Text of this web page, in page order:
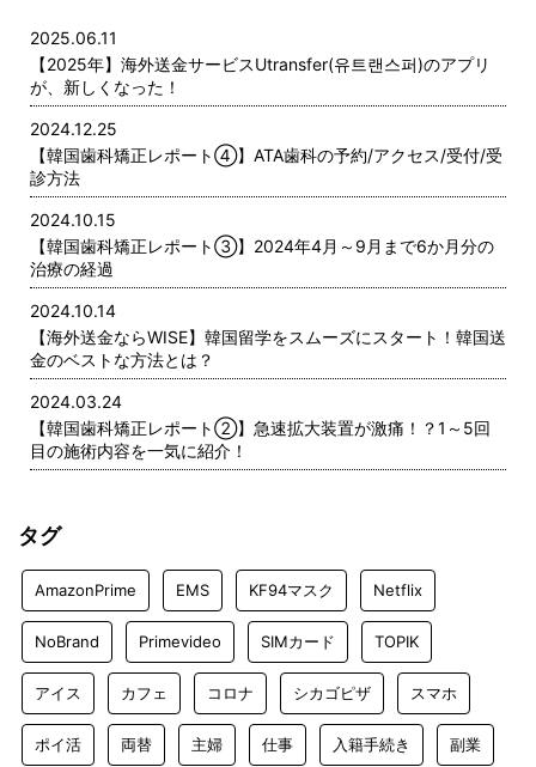
2025.06.11
【2025年】海外送金サービスUtransfer(유트랜스퍼)のアプリ
が、新しくなった！
2024.12.25
【韓国歯科矯正レポート➃】ATA歯科の予約/アクセス/受付/受
診方法
2024.10.15
【韓国歯科矯正レポート➂】2024年4月～9月まで6か月分の
治療の経過
2024.10.14
【海外送金ならWISE】韓国留学をスムーズにスタート！韓国送
金のベストな方法とは？
2024.03.24
【韓国歯科矯正レポート➁】急速拡大装置が激痛！？1～5回
目の施術内容を一気に紹介！
タグ
AmazonPrime EMS KF94マスク Netflix
NoBrand Primevideo SIMカード TOPIK
アイス カフェ コロナ シカゴピザ スマホ
ポイ活 両替 主婦 仕事 入籍手続き 副業